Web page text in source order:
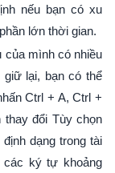
nếu bạn có xu
lớn thời gian.
của mình có nhiều
giữ lại, bạn có thể
Ctrl + A, Ctrl +
đổi Tùy chọn
dạng trong tài
các ký tự khoảng